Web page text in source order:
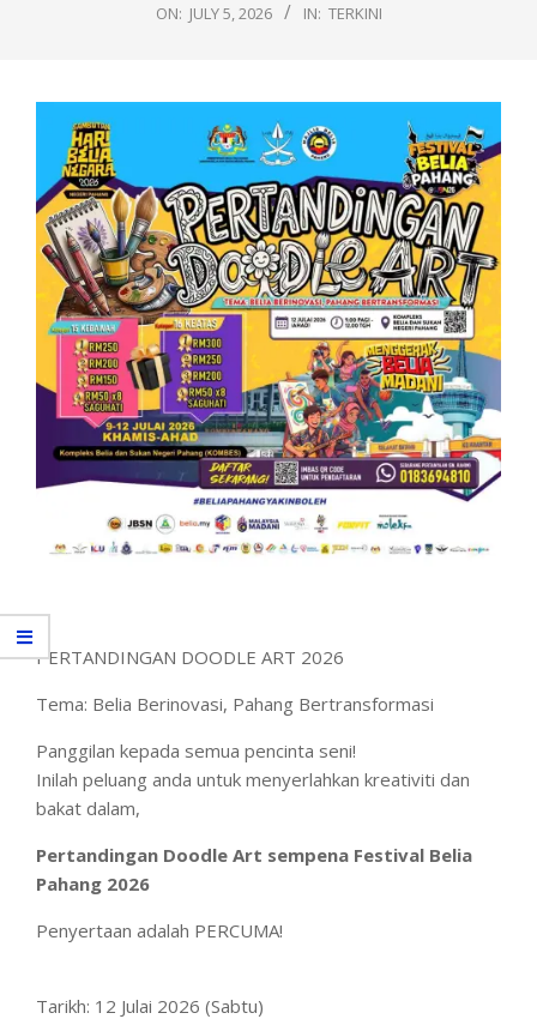
ON: JULY 5, 2026 IN: TERKINI
PERTANDINGAN DOODLE ART 2026
Tema: Belia Berinovasi, Pahang Bertransformasi
Panggilan kepada semua pencinta seni!
Inilah peluang anda untuk menyerlahkan kreativiti dan
bakat dalam,
Pertandingan Doodle Art sempena Festival Belia
Pahang 2026
Penyertaan adalah PERCUMA!
Tarikh: 12 Julai 2026 (Sabtu)